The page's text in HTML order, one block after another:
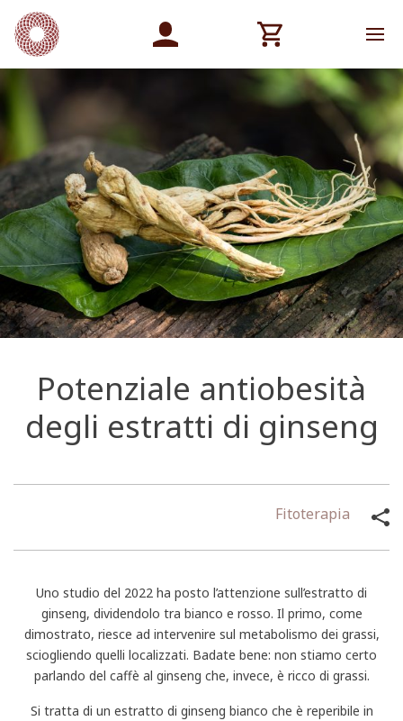
Potenziale antiobesità
degli estratti di ginseng
Fitoterapia
Uno studio del 2022 ha posto l’attenzione sull’estratto di
ginseng, dividendolo tra bianco e rosso. Il primo, come
dimostrato, riesce ad intervenire sul metabolismo dei grassi,
sciogliendo quelli localizzati. Badate bene: non stiamo certo
parlando del caffè al ginseng che, invece, è ricco di grassi.
Si tratta di un estratto di ginseng bianco che è reperibile in